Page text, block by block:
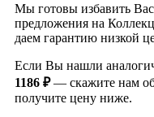
Мы готовы избавить
предложения на
даем гарантию низкой
Если Вы нашли
1186 ₽— скажите нам об
получите цену ниже.